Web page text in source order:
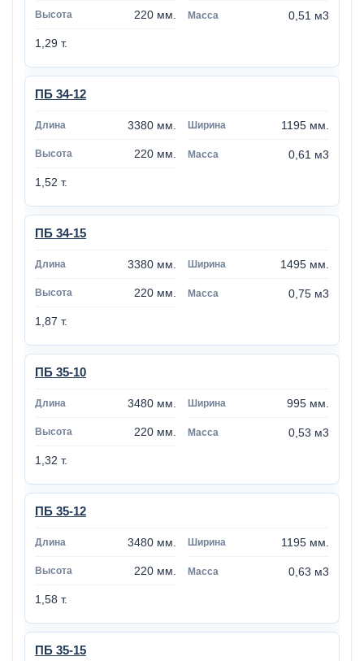
220 мм. 0,51 м3
1,29 т.
ПБ 34-12
3380 мм. 1195 мм.
220 мм. 0,61 м3
1,52 т.
ПБ 34-15
3380 мм. 1495 мм.
220 мм. 0,75 м3
1,87 т.
ПБ 35-10
3480 мм. 995 мм.
220 мм. 0,53 м3
1,32 т.
ПБ 35-12
3480 мм. 1195 мм.
220 мм. 0,63 м3
1,58 т.
ПБ 35-15